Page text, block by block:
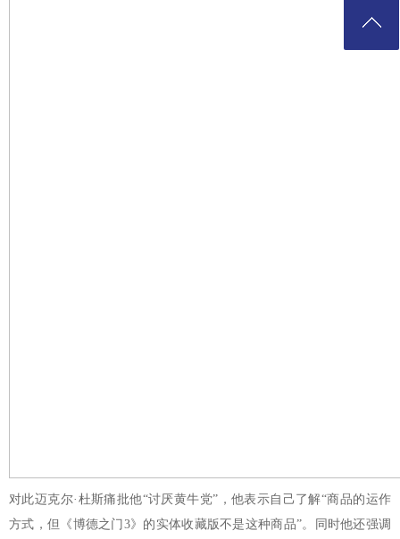
对此迈克尔·杜斯痛批他“讨厌黄牛党”，他表示自己了解“商品的运作
方式，但《博德之门3》的实体收藏版不是这种商品”。同时他还强调